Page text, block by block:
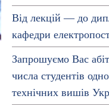
Від лекцій — до
кафедри
Запрошуємо Вас
числа студентів
технічних вишів